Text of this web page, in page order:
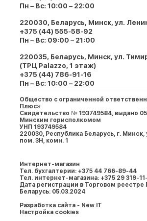
Пн – Вс: 10:00 – 22:00
220030, Беларусь, Минск, ул.
+375 (44) 555-58-92
Пн – Вс: 09:00 – 21:00
220035, Беларусь, Минск, ул.
(ТРЦ Palazzo, 1 этаж)
+375 (44) 786-91-16
Пн – Вс: 10:00 – 22:00
Общество с ограниченной
Плюс»
Свидетельство № 193749584, выдано
Минским горисполкомом
УНП 193749584
220030, Республика Беларусь, г. Минcк,
пом. 3Н, комн. 1
Интернет-магазин
Тел. бухгалтерии: +375 44 766-89-44
Тел. интернет-магазина: +375 29 319-
Дата регистрации в Торговом реестре
Беларусь: 05.03.2024
Разработка сайта - New IT
Настройка cookies